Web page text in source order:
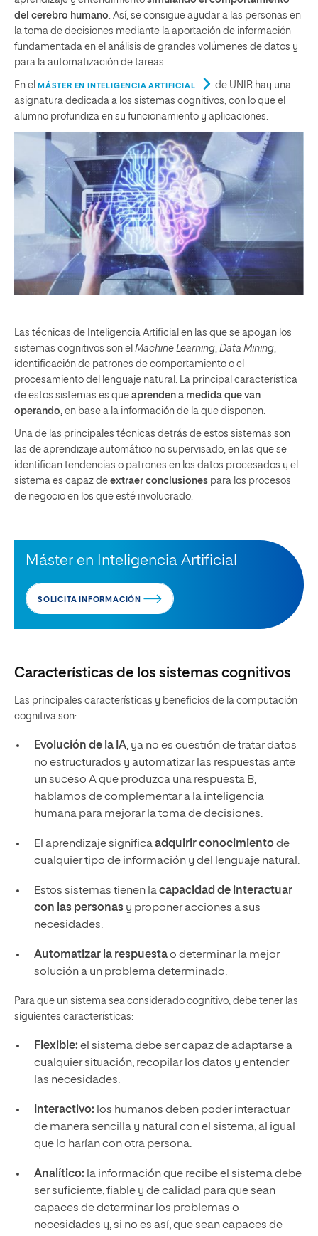
del cerebro humano. Así, se consigue ayudar a las personas en
la toma de decisiones mediante la aportación de información
fundamentada en el análisis de grandes volúmenes de datos y
para la automatización de tareas.
En el MÁSTER EN INTELIGENCIA ARTIFICIAL
de UNIR hay una
asignatura dedicada a los sistemas cognitivos, con lo que el
alumno profundiza en su funcionamiento y aplicaciones.
Las técnicas de Inteligencia Artificial en las que se apoyan los
sistemas cognitivos son el Machine Learning Data Mining
identificación de patrones de comportamiento o el
procesamiento del lenguaje natural. La principal característica
de estos sistemas es que aprenden a medida que van
operando , en base a la información de la que disponen.
Una de las principales técnicas detrás de estos sistemas son
las de aprendizaje automático no supervisado, en las que se
identifican tendencias o patrones en los datos procesados y el
sistema es capaz de extraer conclusiones para los procesos
de negocio en los que esté involucrado.
Máster en Inteligencia Artificial
SOLICITA INFORMACIÓN
Características de los sistemas cognitivos
Las principales características y beneficios de la computación
cognitiva son:
Evolución de la IA, ya no es cuestión de tratar datos
no estructurados y automatizar las respuestas ante
un suceso A que produzca una respuesta B,
hablamos de complementar a la inteligencia
humana para mejorar la toma de decisiones.
El aprendizaje significaadquirir conocimientode
cualquier tipo de información y del lenguaje natural.
Estos sistemas tienen lacapacidad de interactuar
con las personasy proponer acciones a sus
necesidades.
Automatizar la respuestao determinar la mejor
solución a un problema determinado.
Para que un sistema sea considerado cognitivo, debe tener las
siguientes características:
Flexible: el sistema debe ser capaz de adaptarse a
cualquier situación, recopilar los datos y entender
las necesidades.
Interactivo: los humanos deben poder interactuar
de manera sencilla y natural con el sistema, al igual
que lo harían con otra persona.
Analítico: la información que recibe el sistema debe
ser suficiente, fiable y de calidad para que sean
capaces de determinar los problemas o
necesidades y, si no es así, que sean capaces de